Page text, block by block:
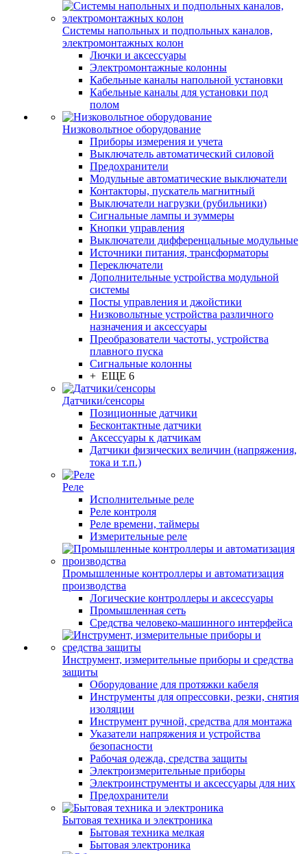
Системы напольных и подпольных каналов,
электромонтажных колон
Лючки и аксессуары
Электромонтажные колонны
Кабельные каналы напольной установки
Кабельные каналы для установки под
полом
Низковольтное оборудование
Приборы измерения и учета
Выключатель автоматический силовой
Предохранители
Модульные автоматические выключатели
Контакторы, пускатель магнитный
Выключатели нагрузки (рубильники)
Сигнальные лампы и зуммеры
Кнопки управления
Выключатели дифференцальные модульные
Источники питания, трансформаторы
Переключатели
Дополнительные устройства модульной
системы
Посты управления и джойстики
Низковольтные устройства различного
назначения и аксессуары
Преобразователи частоты, устройства
плавного пуска
Сигнальные колонны
+ ЕЩЕ 6
Датчики/сенсоры
Позиционные датчики
Бесконтактные датчики
Аксессуары к датчикам
Датчики физических величин (напряжения,
тока и т.п.)
Реле
Исполнительные реле
Реле контроля
Реле времени, таймеры
Измерительные реле
Промышленные контроллеры и автоматизация
производства
Логические контроллеры и аксессуары
Промышленная сеть
Средства человеко-машинного интерфейса
Инструмент, измерительные приборы и средства
защиты
Оборудование для протяжки кабеля
Инструменты для опрессовки, резки, снятия
изоляции
Инструмент ручной, средства для монтажа
Указатели напряжения и устройства
безопасности
Рабочая одежда, средства защиты
Электроизмерительные приборы
Электроинструменты и аксессуары для них
Предохранители
Бытовая техника и электроника
Бытовая техника мелкая
Бытовая электроника